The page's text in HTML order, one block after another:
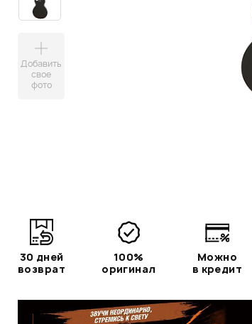
Добавить
свое
фото
30 дней
возврат
100%
оригинал
Можно
в кредит